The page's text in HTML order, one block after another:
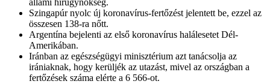
állami hírügynökség.
Szingapúr nyolc új koronavírus-fertőzést jelentett be, ezzel az
összesen 138-ra nőtt.
Argentína bejelenti az első koronavírus halálesetet Dél-
Amerikában.
Iránban az egészségügyi minisztérium azt tanácsolja az
irániaknak, hogy kerüljék az utazást, mivel az országban a
fertőzések száma elérte a 6 566-ot.